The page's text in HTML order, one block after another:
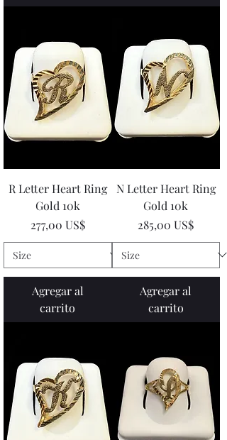
R Letter Heart Ring
Gold 10k
Precio
277,00 US$
Agregar al
carrito
N Letter Heart Ring
Gold 10k
Precio
285,00 US$
Agregar al
carrito